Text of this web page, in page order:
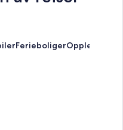
FerieboligerOpplevelser